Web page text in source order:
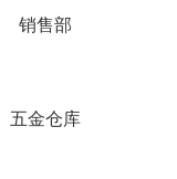
销售部
五金仓库